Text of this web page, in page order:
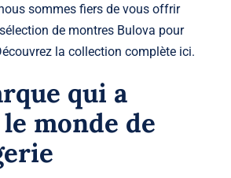
sommes fiers de vous offrir
de montres Bulova pour
la collection complète ici.
qui a
monde de